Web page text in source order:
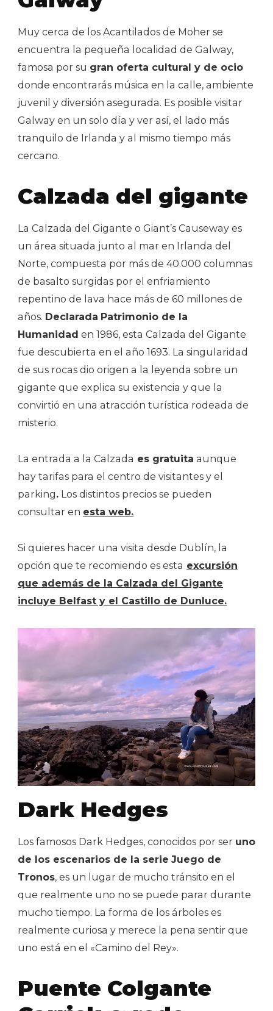
Muy cerca de los Acantilados de Moher se
encuentra la pequeña localidad de Galway,
famosa por su gran oferta cultural y de ocio
donde encontrarás música en la calle, ambiente
juvenil y diversión asegurada. Es posible visitar
Galway en un solo día y ver así, el lado más
tranquilo de Irlanda y al mismo tiempo más
cercano.
Calzada del gigante
La Calzada del Gigante o Giant’s Causeway es
un área situada junto al mar en Irlanda del
Norte, compuesta por más de 40.000 columnas
de basalto surgidas por el enfriamiento
repentino de lava hace más de 60 millones de
años. Declarada Patrimonio de la
Humanidad en 1986, esta Calzada del Gigante
fue descubierta en el año 1693. La singularidad
de sus rocas dio origen a la leyenda sobre un
gigante que explica su existencia y que la
convirtió en una atracción turística rodeada de
misterio.
La entrada a la Calzada es gratuita aunque
hay tarifas para el centro de visitantes y el
parking. Los distintos precios se pueden
consultar en esta web.
Si quieres hacer una visita desde Dublín, la
opción que te recomiendo es esta excursión
que además de la Calzada del Gigante
incluye Belfast y el Castillo de Dunluce.
Dark Hedges
Los famosos Dark Hedges, conocidos por ser uno
de los escenarios de la serie Juego de
Tronos, es un lugar de mucho tránsito en el
que realmente uno no se puede parar durante
mucho tiempo. La forma de los árboles es
realmente curiosa y merece la pena sentir que
uno está en el «Camino del Rey».
Puente Colgante